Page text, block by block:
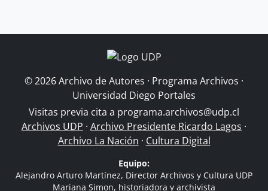
© 2026 Archivo de Autores · Programa Archivos ·
Universidad Diego Portales
Visitas previa cita a programa.archivos@udp.cl
Archivos UDP · Archivo Presidente Ricardo Lagos ·
Archivo La Nación · Cultura Digital
Equipo:
Alejandro Arturo Martínez, Director Archivos y Cultura UDP
Mariana Simon, historiadora y archivista